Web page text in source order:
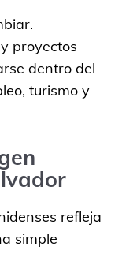
proyectos
dentro del
turismo y
refleja
simple